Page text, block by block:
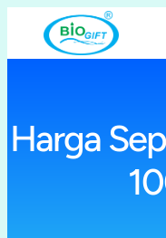
konten
Harga